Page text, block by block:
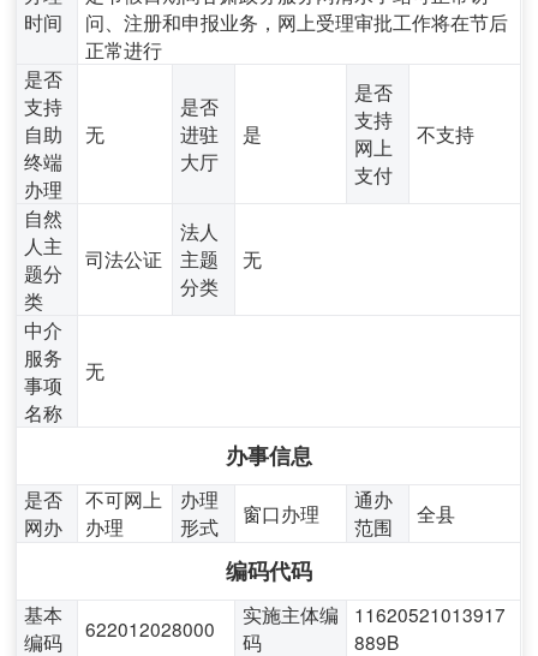
时间
问、注册和申报业务，网上受理审批工作将在节后
正常进行
是否
支持
自助
终端
办理
无
是否
进驻
大厅
是
是否
支持
网上
支付
不支持
自然
人主
题分
类
司法公证
法人
主题
分类
无
中介
服务
事项
名称
无
办事信息
是否
网办
不可网上
办理
办理
形式
窗口办理
通办
范围
全县
编码代码
基本
编码
622012028000
实施主体编
码
11620521013917
889B